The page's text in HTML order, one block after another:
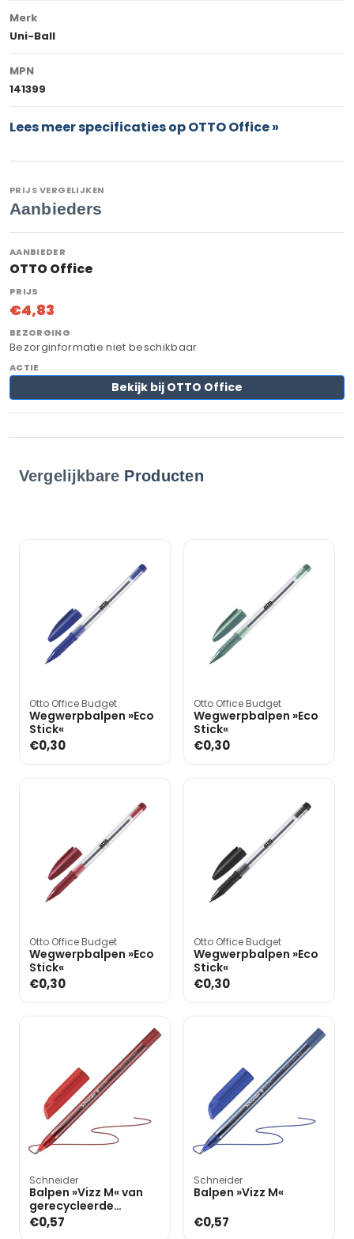
Merk
Uni-Ball
MPN
141399
Lees meer specificaties op OTTO Office »
PRIJS VERGELIJKEN
Aanbieders
OTTO Office
€4,83
Bezorginformatie niet beschikbaar
Bekijk bij OTTO Office
Vergelijkbare Producten
Otto Office Budget
Wegwerpbalpen »Eco
Stick«
€0,30
Otto Office Budget
Wegwerpbalpen »Eco
Stick«
€0,30
Otto Office Budget
Wegwerpbalpen »Eco
Stick«
€0,30
Otto Office Budget
Wegwerpbalpen »Eco
Stick«
€0,30
Schneider
Balpen »Vizz M« van
gerecycleerde
kunststof
€0,57
Schneider
Balpen »Vizz M«
€0,57